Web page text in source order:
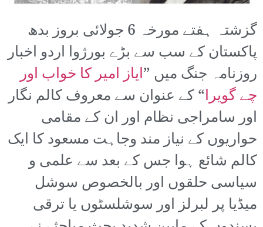
گزشتہ ہفتے مورخہ 6 جولائی بروز بدھ
پاکستان کے سب سے بڑے بورژوا اردو اخبار
روزنامہ جنگ میں ”ایاز امیر کا خواب اور
چے گویرا“ کے عنوان سے معروف کالم نگار
اور سامراجی نظام اور ان کے مقامی
حواریوں کے نیاز مند وجاہت مسعود کا ایک
کالم شائع ہوا جس کے بعد سے علمی و
سیاسی حلقوں اور بالخصوص سوشل
میڈیا پر لبرلز اور سوشلسٹوں یا ترقی